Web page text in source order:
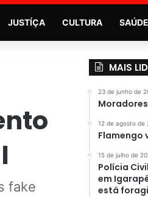
JUSTÍÇA CULTURA SAÚDE
fake
MAIS
23 de junho de
12 de agosto de
Flamengo
15 de julho de
Polícia
em
está